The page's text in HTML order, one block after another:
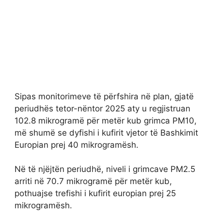
Sipas monitorimeve të përfshira në plan, gjatë
periudhës tetor-nëntor 2025 aty u regjistruan
102.8 mikrogramë për metër kub grimca PM10,
më shumë se dyfishi i kufirit vjetor të Bashkimit
Europian prej 40 mikrogramësh.
Në të njëjtën periudhë, niveli i grimcave PM2.5
arriti në 70.7 mikrogramë për metër kub,
pothuajse trefishi i kufirit europian prej 25
mikrogramësh.